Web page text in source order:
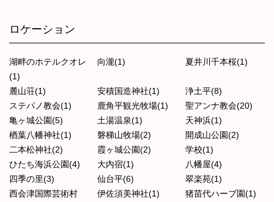
ロケーション
湖畔のホテルクオレ
(1)
向瀧(1) 夏井川千本桜(1)
麓山荘(1) 安積国造神社(1)
浄土平(8)
ステパノ教会(1)
鹿角平観光牧場(1)
聖アンナ教会(20)
亀ヶ城公園(5)
土湯温泉(1)
天神浜(1)
楢葉八幡神社(1)
磐梯山牧場(2)
開成山公園(2)
二本松神社(2)
霞ヶ城公園(2)
学校(1)
ひたち海浜公園(4)
大内宿(1)
八幡屋(4)
四季の里(3)
仙台平(6)
翠楽苑(1)
西会津国際芸術村
伊佐須美神社(1) 猪苗代ハーブ園(1)